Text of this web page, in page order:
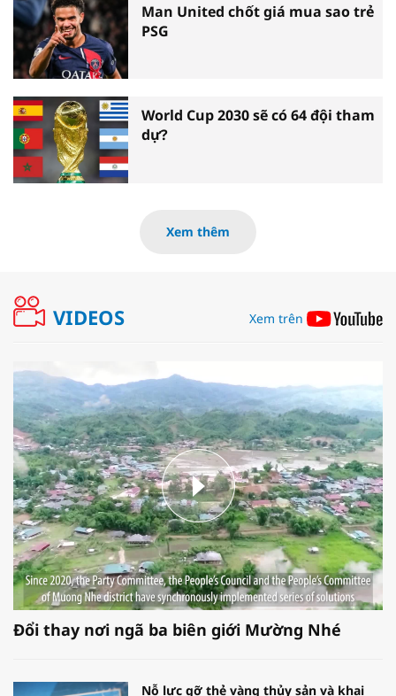
Man United chốt giá mua sao trẻ
PSG
World Cup 2030 sẽ có 64 đội tham
dự?
Xem thêm
VIDEOS Xem trên
Đổi thay nơi ngã ba biên giới Mường Nhé
Nỗ lực gỡ thẻ vàng thủy sản và khai